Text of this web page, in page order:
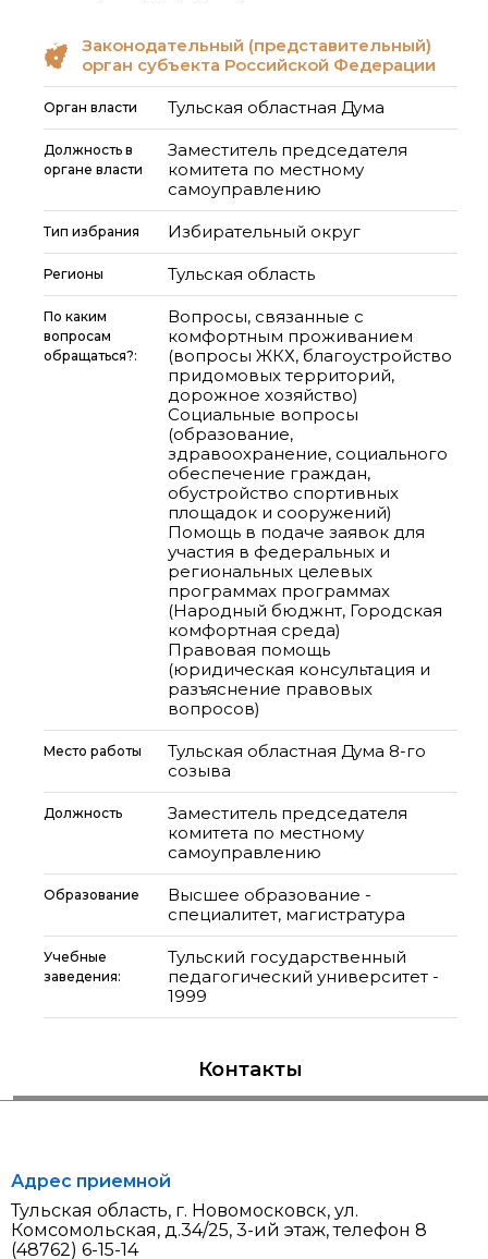
Законодательный (представительный)
орган субъекта Российской Федерации
Орган власти Тульская областная Дума
Должность в
органе власти
Заместитель председателя
комитета по местному
самоуправлению
Тип избрания Избирательный округ
Регионы Тульская область
По каким
вопросам
обращаться?:
Вопросы, связанные с
комфортным проживанием
(вопросы ЖКХ, благоустройство
придомовых территорий,
дорожное хозяйство)
Социальные вопросы
(образование,
здравоохранение, социального
обеспечение граждан,
обустройство спортивных
площадок и сооружений)
Помощь в подаче заявок для
участия в федеральных и
региональных целевых
программах программах
(Народный бюджнт, Городская
комфортная среда)
Правовая помощь
(юридическая консультация и
разъяснение правовых
вопросов)
Место работы
Тульская областная Дума 8-го
созыва
Должность
Заместитель председателя
комитета по местному
самоуправлению
Образование
Высшее образование -
специалитет, магистратура
Учебные
заведения:
Тульский государственный
педагогический университет -
1999
Контакты
Адрес приемной
Тульская область, г. Новомосковск, ул.
Комсомольская, д.34/25, 3-ий этаж, телефон 8
(48762) 6-15-14